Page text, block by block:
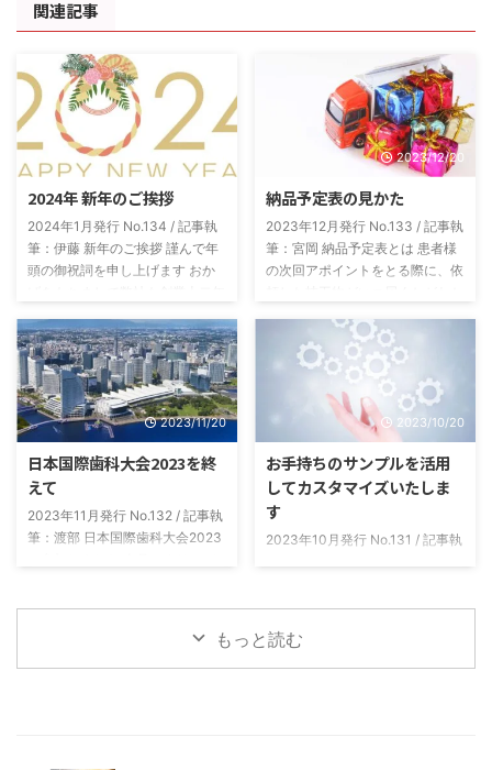
関連記事
2024年 新年のご挨拶
2024年1月発行 No.134 / 記事執
筆：伊藤 新年のご挨拶 謹んで年
頭の御祝詞を申し上げます おか
もひとえに皆々様のご支援の賜物
と感謝いたしております 本年も
なお一層の誠意をもって社員一同
業務に邁進いたしますので 変わ
らぬご指導のほどよろしくお願い
申し上げます 令和六年 元旦 株式
会社スリービー・ラボラトリーズ
代表取締役 伊藤 健 ニュースレ
ター Vol.134-2024.01月号
2023/12/20
納品予定表の見かた
2023年12月発行 No.133 / 記事執
筆：宮岡 納品予定表とは 患者様
の次回アポイントをとる際に、依
品されるかがパッとわかる表にし
たのが納品予定表です。 製作補
綴物と本数ごとに、今日発送した
ら最短でいつ届くかがわかるよう
になっています。 納品予定表の
種類 当社からの発送はクロネコ
ヤマト便を使用しています。納品
予定表は、発送日の「翌日到着エ
リア用」と「翌々日到着エリア
用」の2種類を用意しています。
2023/11/20
日本国際歯科大会2023を終
えて
2023年11月発行 No.132 / 記事執
筆：渡部 日本国際歯科大会2023
させていただきます。ここ数年は
コロナ禍の影響もありまして、実
2023/10/20
お手持ちのサンプルを活用
してカスタマイズいたしま
す
2023年10月発行 No.131 / 記事執
晩の冷え込みが進んでおりますの
で体調管理などにはお気をつけて
ください。また医院様に置かれま
しては益々ご健勝のことと存じま
もっと読む